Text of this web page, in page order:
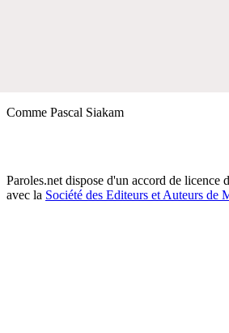
Comme Pascal Siakam
Paroles.net dispose d'un accord de licence
avec la Société des Editeurs et Auteurs de